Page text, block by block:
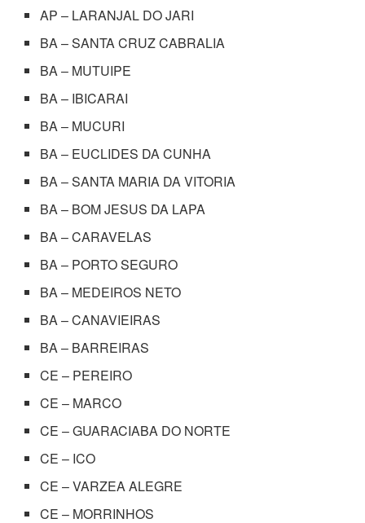
AP – LARANJAL DO JARI
BA – SANTA CRUZ CABRALIA
BA – MUTUIPE
BA – IBICARAI
BA – MUCURI
BA – EUCLIDES DA CUNHA
BA – SANTA MARIA DA VITORIA
BA – BOM JESUS DA LAPA
BA – CARAVELAS
BA – PORTO SEGURO
BA – MEDEIROS NETO
BA – CANAVIEIRAS
BA – BARREIRAS
CE – PEREIRO
CE – MARCO
CE – GUARACIABA DO NORTE
CE – ICO
CE – VARZEA ALEGRE
CE – MORRINHOS